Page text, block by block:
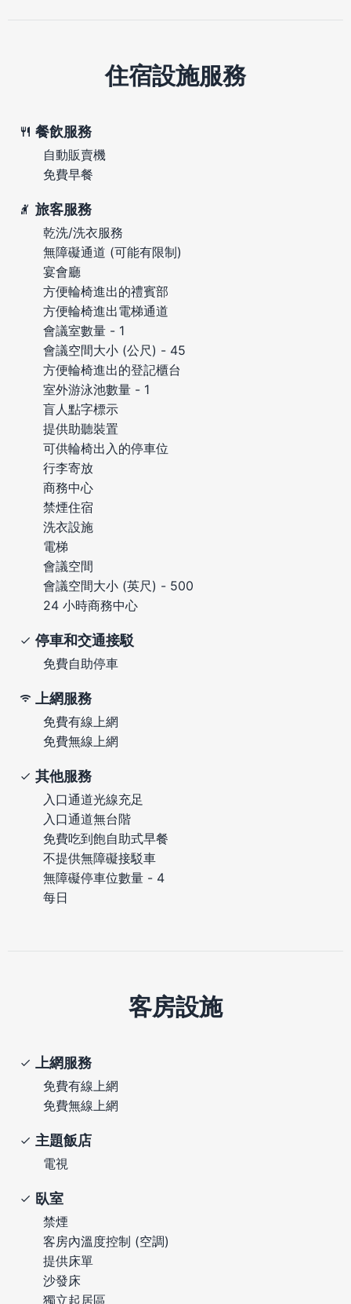
住宿設施服務
餐飲服務
自動販賣機
免費早餐
旅客服務
乾洗/洗衣服務
無障礙通道 (可能有限制)
宴會廳
方便輪椅進出的禮賓部
方便輪椅進出電梯通道
會議室數量 - 1
會議空間大小 (公尺) - 45
方便輪椅進出的登記櫃台
室外游泳池數量 - 1
盲人點字標示
提供助聽裝置
可供輪椅出入的停車位
行李寄放
商務中心
禁煙住宿
洗衣設施
電梯
會議空間
會議空間大小 (英尺) - 500
24 小時商務中心
停車和交通接駁
免費自助停車
上網服務
免費有線上網
免費無線上網
其他服務
入口通道光線充足
入口通道無台階
免費吃到飽自助式早餐
不提供無障礙接駁車
無障礙停車位數量 - 4
每日
客房設施
上網服務
免費有線上網
免費無線上網
主題飯店
電視
臥室
禁煙
客房內溫度控制 (空調)
提供床單
沙發床
獨立起居區